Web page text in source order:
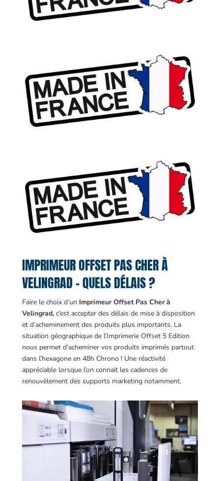
IMPRIMEUR OFFSET PAS CHER À
VELINGRAD – QUELS DÉLAIS ?
Faire le choix d’un Imprimeur Offset Pas Cher à
Velingrad,c’est accepter des délais de mise à disposition
et d’acheminement des produits plus importants. La
situation géographique de l’Imprimerie Offset 5 Edition
nous permet d’acheminer vos produits imprimés partout
dans l’hexagone en 48h Chrono ! Une réactivité
appréciable lorsque l’on connait les cadences de
renouvèlement des supports marketing notamment.